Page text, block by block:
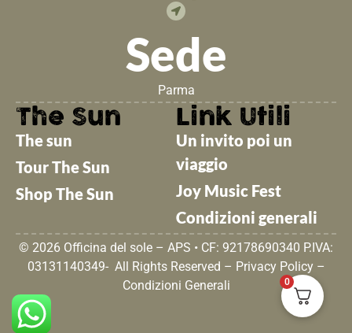
Sede
Parma
The Sun
The sun
Tour The Sun
Shop The Sun
Link Utili
Un invito poi un
viaggio
Joy Music Fest
Condizioni generali
© 2026 Officina del sole – APS • CF: 92178690340 P.IVA:
03131140349- All Rights Reserved – Privacy Policy–
Condizioni Generali
0